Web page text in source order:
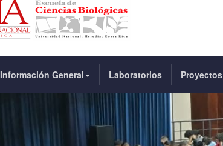
Información General Laboratorios Proyectos